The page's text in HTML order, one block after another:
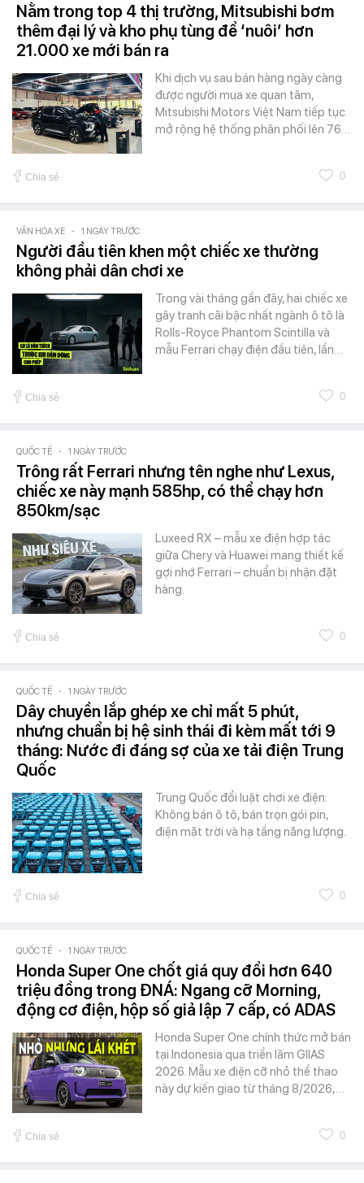
Nằm trong top 4 thị trường, Mitsubishi bơm
thêm đại lý và kho phụ tùng để ‘nuôi’ hơn
21.000 xe mới bán ra
Khi dịch vụ sau bán hàng ngày càng
được người mua xe quan tâm,
Mitsubishi Motors Việt Nam tiếp tục
mở rộng hệ thống phân phối lên 76…
Chia sẻ 0
VĂN HÓA XE - 1 NGÀY TRƯỚC
Người đầu tiên khen một chiếc xe thường
không phải dân chơi xe
Trong vài tháng gần đây, hai chiếc xe
gây tranh cãi bậc nhất ngành ô tô là
Rolls-Royce Phantom Scintilla và
mẫu Ferrari chạy điện đầu tiên, lần…
Chia sẻ 0
QUỐC TẾ - 1 NGÀY TRƯỚC
Trông rất Ferrari nhưng tên nghe như Lexus,
chiếc xe này mạnh 585hp, có thể chạy hơn
850km/sạc
Luxeed RX – mẫu xe điện hợp tác
giữa Chery và Huawei mang thiết kế
gợi nhớ Ferrari – chuẩn bị nhận đặt
hàng.
Chia sẻ 0
QUỐC TẾ - 1 NGÀY TRƯỚC
Dây chuyền lắp ghép xe chỉ mất 5 phút,
nhưng chuẩn bị hệ sinh thái đi kèm mất tới 9
tháng: Nước đi đáng sợ của xe tải điện Trung
Quốc
Trung Quốc đổi luật chơi xe điện:
Không bán ô tô, bán trọn gói pin,
điện mặt trời và hạ tầng năng lượng.
Chia sẻ 0
QUỐC TẾ - 1 NGÀY TRƯỚC
Honda Super One chốt giá quy đổi hơn 640
triệu đồng trong ĐNÁ: Ngang cỡ Morning,
động cơ điện, hộp số giả lập 7 cấp, có ADAS
Honda Super One chính thức mở bán
tại Indonesia qua triển lãm GIIAS
2026. Mẫu xe điện cỡ nhỏ thể thao
này dự kiến giao từ tháng 8/2026,…
Chia sẻ 0